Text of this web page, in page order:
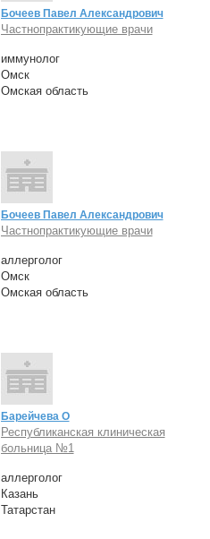
Бочеев Павел Александрович
Частнопрактикующие врачи
иммунолог
Омск
Омская область
Бочеев Павел Александрович
Частнопрактикующие врачи
аллерголог
Омск
Омская область
Барейчева О
Республиканская клиническая
больница №1
аллерголог
Казань
Татарстан